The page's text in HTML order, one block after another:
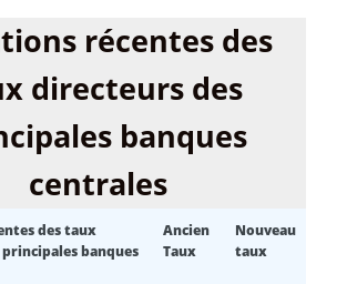
récentes des
directeurs des
banques
centrales
des taux
banques
Ancien
Taux
Nouveau
taux